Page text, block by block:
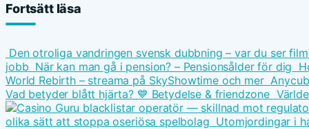
Fortsätt läsa
Den otroliga vandringen svensk dubbning – var du ser
jobb När kan man gå i pension? – Pensionsålder för dig
World Rebirth – streama på SkyShowtime och mer
Vad betyder blått hjärta? 💙 Betydelse & friendzone
olika sätt att stoppa oseriösa spelbolag Utomjordingar i